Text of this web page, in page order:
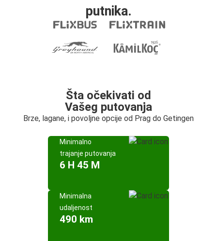
putnika.
Šta očekivati od
Vašeg putovanja
Brze, lagane, i povoljne opcije od Prag do Getingen
Minimalno
trajanje putovanja
6 H 45 M
Minimalna
udaljenost
490 km